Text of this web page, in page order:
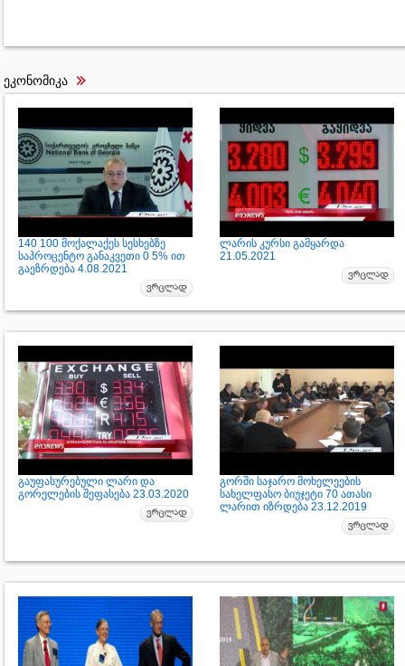
ეკონომიკა
140 100 მოქალაქეს სესხებზე
საპროცენტო განაკვეთი 0 5% ით
გაეზრდება 4.08.2021
ლარის კურსი გამყარდა
21.05.2021
გაუფასურებული ლარი და
გორელების შეფასება 23.03.2020
გორში საჯარო მოხელეების
სახელფასო ბიუჯეტი 70 ათასი
ლარით იზრდება 23.12.2019